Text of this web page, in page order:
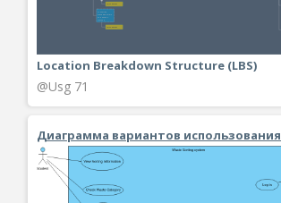
Location Breakdown Structure (LBS)
@Usg 71
Диаграмма вариантов использования